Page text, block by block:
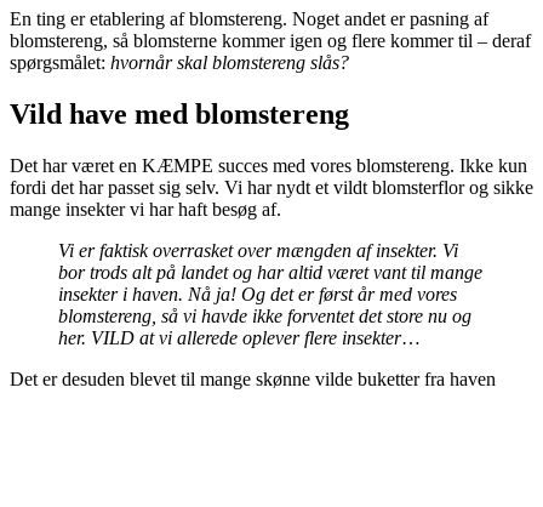
En ting er etablering af blomstereng. Noget andet er pasning af
blomstereng, så blomsterne kommer igen og flere kommer til – deraf
spørgsmålet: hvornår skal blomstereng slås?
Vild have med blomstereng
Det har været en KÆMPE succes med vores blomstereng. Ikke kun
fordi det har passet sig selv. Vi har nydt et vildt blomsterflor og sikke
mange insekter vi har haft besøg af.
Vi er faktisk overrasket over mængden af insekter. Vi
bor trods alt på landet og har altid været vant til mange
insekter i haven. Nå ja! Og det er først år med vores
blomstereng, så vi havde ikke forventet det store nu og
her. VILD at vi allerede oplever flere insekter…
Det er desuden blevet til mange skønne vilde buketter fra haven